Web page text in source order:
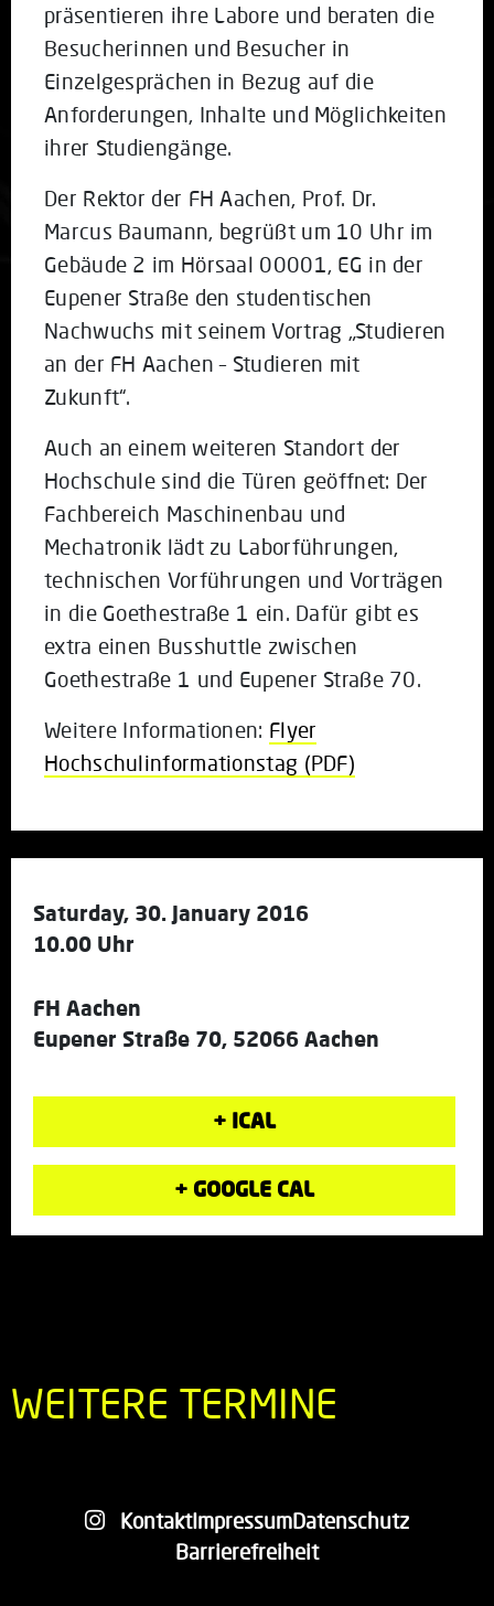
präsentieren ihre Labore und beraten die
Besucherinnen und Besucher in
Einzelgesprächen in Bezug auf die
Anforderungen, Inhalte und Möglichkeiten
ihrer Studiengänge.
Der Rektor der FH Aachen, Prof. Dr.
Marcus Baumann, begrüßt um 10 Uhr im
Gebäude 2 im Hörsaal 00001, EG in der
Eupener Straße den studentischen
Nachwuchs mit seinem Vortrag „Studieren
an der FH Aachen – Studieren mit
Zukunft“.
Auch an einem weiteren Standort der
Hochschule sind die Türen geöffnet: Der
Fachbereich Maschinenbau und
Mechatronik lädt zu Laborführungen,
technischen Vorführungen und Vorträgen
in die Goethestraße 1 ein. Dafür gibt es
extra einen Busshuttle zwischen
Goethestraße 1 und Eupener Straße 70.
Weitere Informationen: Flyer
Hochschulinformationstag (PDF)
Saturday, 30. January 2016
10.00 Uhr
FH Aachen
Eupener Straße 70, 52066 Aachen
+ ICAL
+ GOOGLE CAL
WEITERE TERMINE
KontaktImpressumDatenschutz
Barrierefreiheit